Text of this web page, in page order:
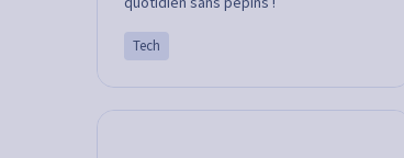
Tech